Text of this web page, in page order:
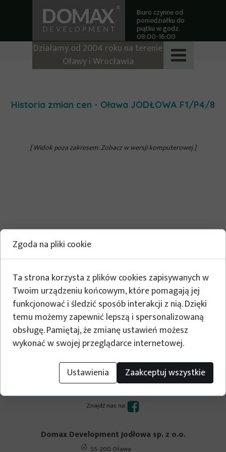
Biuro czynne od
poniedziałku do
piątku w godz.
08:00-16:00
Działamy od 2004 roku na terenie
Oławy i Wrocławia
Historia zmian cen - Oława JODŁOWA F1/P4/8
[ Widok poza zakresem. Zobacz w wersji komputerowej ]
Budujemy dla Ciebie
Znajdź nas na
Domax Development Jodłowa sp. z o.o.
55-200 Oława
Zgoda na pliki cookie
Ta strona korzysta z plików cookies zapisywanych w
Twoim urządzeniu końcowym, które pomagają jej
funkcjonować i śledzić sposób interakcji z nią. Dzięki
temu możemy zapewnić lepszą i spersonalizowaną
obsługę. Pamiętaj, że zmianę ustawień możesz
wykonać w swojej przeglądarce internetowej.
Ustawienia
Zaakceptuj wszystkie